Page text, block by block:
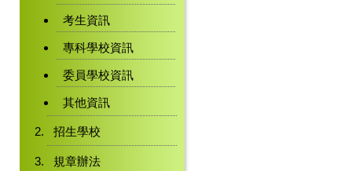
考生資訊
專科學校資訊
委員學校資訊
其他資訊
招生學校
規章辦法